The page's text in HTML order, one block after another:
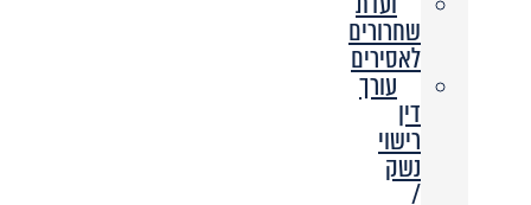
שחרורים
לאסירים
עורך
דין
רישוי
נשק
/